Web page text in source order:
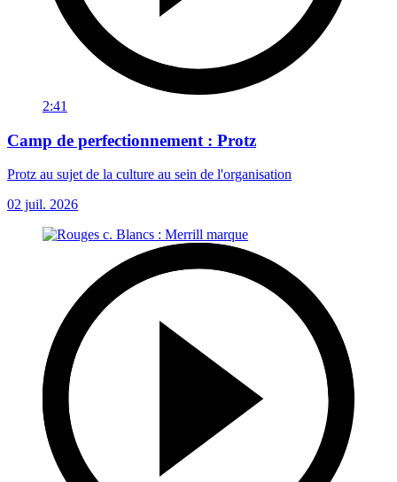
2:41
Camp de perfectionnement : Protz
Protz au sujet de la culture au sein de l'organisation
02 juil. 2026